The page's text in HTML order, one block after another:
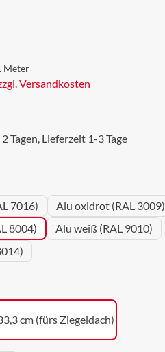
Meter
Versandkosten
Tagen, Lieferzeit 1-3 Tage
7016)
Alu oxidrot (RAL 3009)
8004)
Alu weiß (RAL 9010)
cm (fürs Ziegeldach)